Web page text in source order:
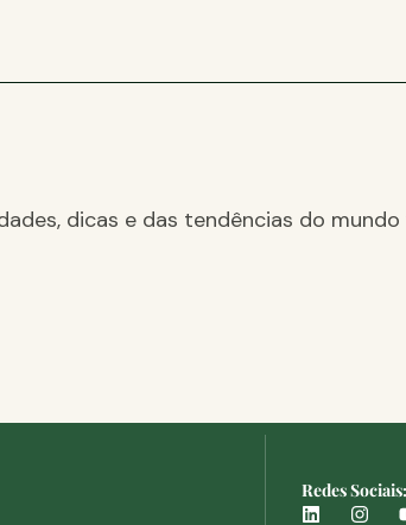
dicas e das tendências do
Redes Sociais: